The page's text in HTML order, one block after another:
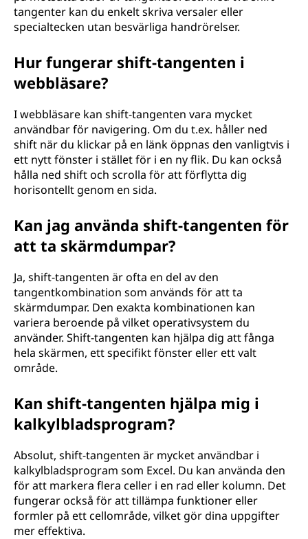
tangenter kan du enkelt skriva versaler eller
specialtecken utan besvärliga handrörelser.
Hur fungerar shift-tangenten i
webbläsare?
I webbläsare kan shift-tangenten vara mycket
användbar för navigering. Om du t.ex. håller ned
shift när du klickar på en länk öppnas den vanligtvis i
ett nytt fönster i stället för i en ny flik. Du kan också
hålla ned shift och scrolla för att förflytta dig
horisontellt genom en sida.
Kan jag använda shift-tangenten för
att ta skärmdumpar?
Ja, shift-tangenten är ofta en del av den
tangentkombination som används för att ta
skärmdumpar. Den exakta kombinationen kan
variera beroende på vilket operativsystem du
använder. Shift-tangenten kan hjälpa dig att fånga
hela skärmen, ett specifikt fönster eller ett valt
område.
Kan shift-tangenten hjälpa mig i
kalkylbladsprogram?
Absolut, shift-tangenten är mycket användbar i
kalkylbladsprogram som Excel. Du kan använda den
för att markera flera celler i en rad eller kolumn. Det
fungerar också för att tillämpa funktioner eller
formler på ett cellområde, vilket gör dina uppgifter
mer effektiva.